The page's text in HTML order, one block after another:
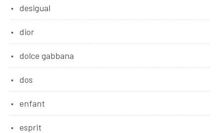
desigual
dior
dolce gabbana
dos
enfant
esprit